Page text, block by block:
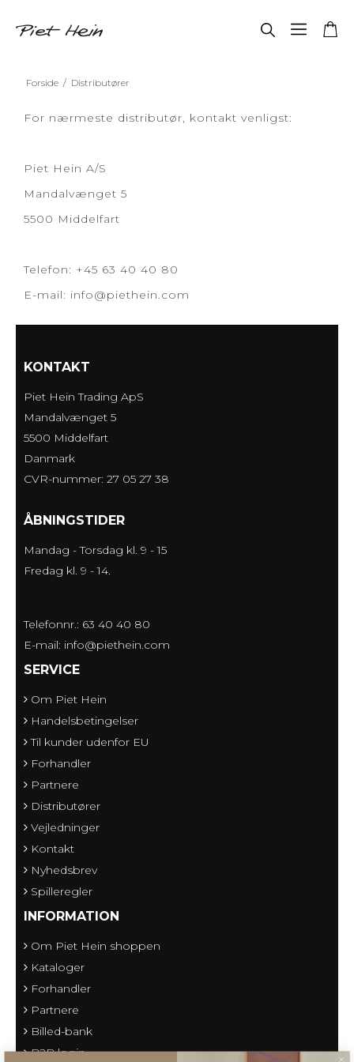
Forside / Distributører
For nærmeste distributør, kontakt venligst:
Piet Hein A/S
Mandalvænget 5
5500 Middelfart
Telefon: +45 63 40 40 80
E-mail: info@piethein.com
KONTAKT
Piet Hein Trading ApS
Mandalvænget 5
5500 Middelfart
Danmark
CVR-nummer: 27 05 27 38
ÅBNINGSTIDER
Mandag - Torsdag kl. 9 - 15
Fredag kl. 9 - 14.
Telefonnr.: 63 40 40 80
E-mail: info@piethein.com
SERVICE
Om Piet Hein
Handelsbetingelser
Til kunder udenfor EU
Forhandler
Partnere
Distributører
Vejledninger
Kontakt
Nyhedsbrev
Spilleregler
INFORMATION
Om Piet Hein shoppen
Kataloger
Forhandler
Partnere
Billed-bank
B2B login